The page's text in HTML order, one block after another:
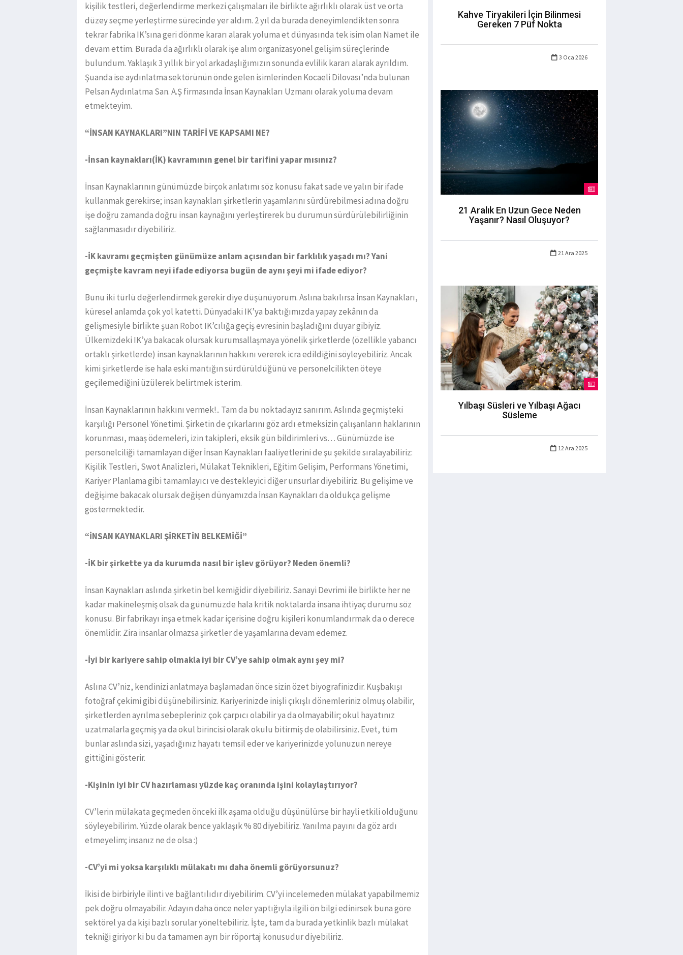
kişilik testleri, değerlendirme merkezi çalışmaları ile birlikte ağırlıklı olarak üst ve orta
düzey seçme yerleştirme sürecinde yer aldım. 2 yıl da burada deneyimlendikten sonra
tekrar fabrika IK’sına geri dönme kararı alarak yoluma et dünyasında tek isim olan Namet ile
devam ettim. Burada da ağırlıklı olarak işe alım organizasyonel gelişim süreçlerinde
bulundum. Yaklaşık 3 yıllık bir yol arkadaşlığımızın sonunda evlilik kararı alarak ayrıldım.
Şuanda ise aydınlatma sektörünün önde gelen isimlerinden Kocaeli Dilovası’nda bulunan
Pelsan Aydınlatma San. A.Ş firmasında İnsan Kaynakları Uzmanı olarak yoluma devam
etmekteyim.
“İNSAN KAYNAKLARI”NIN TARİFİ VE KAPSAMI NE?
-İnsan kaynakları(İK) kavramının genel bir tarifini yapar mısınız?
İnsan Kaynaklarının günümüzde birçok anlatımı söz konusu fakat sade ve yalın bir ifade
kullanmak gerekirse; insan kaynakları şirketlerin yaşamlarını sürdürebilmesi adına doğru
işe doğru zamanda doğru insan kaynağını yerleştirerek bu durumun sürdürülebilirliğinin
sağlanmasıdır diyebiliriz.
-İK kavramı geçmişten günümüze anlam açısından bir farklılık yaşadı mı? Yani
geçmişte kavram neyi ifade ediyorsa bugün de aynı şeyi mi ifade ediyor?
Bunu iki türlü değerlendirmek gerekir diye düşünüyorum. Aslına bakılırsa İnsan Kaynakları,
küresel anlamda çok yol katetti. Dünyadaki IK’ya baktığımızda yapay zekânın da
gelişmesiyle birlikte şuan Robot IK’cılığa geçiş evresinin başladığını duyar gibiyiz.
Ülkemizdeki IK’ya bakacak olursak kurumsallaşmaya yönelik şirketlerde (özellikle yabancı
ortaklı şirketlerde) insan kaynaklarının hakkını vererek icra edildiğini söyleyebiliriz. Ancak
kimi şirketlerde ise hala eski mantığın sürdürüldüğünü ve personelcilikten öteye
geçilemediğini üzülerek belirtmek isterim.
İnsan Kaynaklarının hakkını vermek!.. Tam da bu noktadayız sanırım. Aslında geçmişteki
karşılığı Personel Yönetimi. Şirketin de çıkarlarını göz ardı etmeksizin çalışanların haklarının
korunması, maaş ödemeleri, izin takipleri, eksik gün bildirimleri vs… Günümüzde ise
personelciliği tamamlayan diğer İnsan Kaynakları faaliyetlerini de şu şekilde sıralayabiliriz:
Kişilik Testleri, Swot Analizleri, Mülakat Teknikleri, Eğitim Gelişim, Performans Yönetimi,
Kariyer Planlama gibi tamamlayıcı ve destekleyici diğer unsurlar diyebiliriz. Bu gelişime ve
değişime bakacak olursak değişen dünyamızda İnsan Kaynakları da oldukça gelişme
göstermektedir.
“İNSAN KAYNAKLARI ŞİRKETİN BELKEMİĞİ”
-İK bir şirkette ya da kurumda nasıl bir işlev görüyor? Neden önemli?
İnsan Kaynakları aslında şirketin bel kemiğidir diyebiliriz. Sanayi Devrimi ile birlikte her ne
kadar makineleşmiş olsak da günümüzde hala kritik noktalarda insana ihtiyaç durumu söz
konusu. Bir fabrikayı inşa etmek kadar içerisine doğru kişileri konumlandırmak da o derece
önemlidir. Zira insanlar olmazsa şirketler de yaşamlarına devam edemez.
-İyi bir kariyere sahip olmakla iyi bir CV’ye sahip olmak aynı şey mi?
Aslına CV’niz, kendinizi anlatmaya başlamadan önce sizin özet biyografinizdir. Kuşbakışı
fotoğraf çekimi gibi düşünebilirsiniz. Kariyerinizde inişli çıkışlı dönemleriniz olmuş olabilir,
şirketlerden ayrılma sebepleriniz çok çarpıcı olabilir ya da olmayabilir; okul hayatınız
uzatmalarla geçmiş ya da okul birincisi olarak okulu bitirmiş de olabilirsiniz. Evet, tüm
bunlar aslında sizi, yaşadığınız hayatı temsil eder ve kariyerinizde yolunuzun nereye
gittiğini gösterir.
-Kişinin iyi bir CV hazırlaması yüzde kaç oranında işini kolaylaştırıyor?
CV’lerin mülakata geçmeden önceki ilk aşama olduğu düşünülürse bir hayli etkili olduğunu
söyleyebilirim. Yüzde olarak bence yaklaşık % 80 diyebiliriz. Yanılma payını da göz ardı
etmeyelim; insanız ne de olsa :)
-CV’yi mi yoksa karşılıklı mülakatı mı daha önemli görüyorsunuz?
İkisi de birbiriyle ilinti ve bağlantılıdır diyebilirim. CV’yi incelemeden mülakat yapabilmemiz
pek doğru olmayabilir. Adayın daha önce neler yaptığıyla ilgili ön bilgi edinirsek buna göre
sektörel ya da kişi bazlı sorular yöneltebiliriz. İşte, tam da burada yetkinlik bazlı mülakat
tekniği giriyor ki bu da tamamen ayrı bir röportaj konusudur diyebiliriz.
Kahve Tiryakileri İçin Bilinmesi
Gereken 7 Püf Nokta
3 Oca 2026
21 Aralık En Uzun Gece Neden
Yaşanır? Nasıl Oluşuyor?
21 Ara 2025
Yılbaşı Süsleri ve Yılbaşı Ağacı
Süsleme
12 Ara 2025